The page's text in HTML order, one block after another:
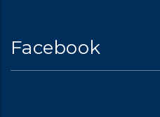
Facebook